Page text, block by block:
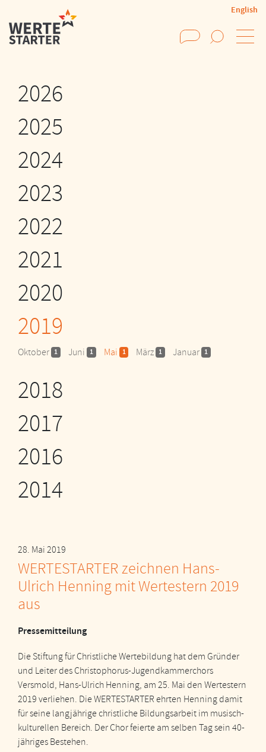
English
Suchen
2026
2025
2024
2023
2022
2021
2020
2019
Oktober 1 Juni 1 Mai 1 März 1 Januar 1
2018
2017
2016
2014
28. Mai 2019
WERTESTARTER zeichnen Hans-
Ulrich Henning mit Wertestern 2019
aus
Pressemitteilung
Die Stiftung für Christliche Wertebildung hat dem Gründer
und Leiter des Christophorus-Jugendkammerchors
Versmold, Hans-Ulrich Henning, am 25. Mai den Wertestern
2019 verliehen. Die WERTESTARTER ehrten Henning damit
für seine langjährige christliche Bildungsarbeit im musisch-
kulturellen Bereich. Der Chor feierte am selben Tag sein 40-
jähriges Bestehen.